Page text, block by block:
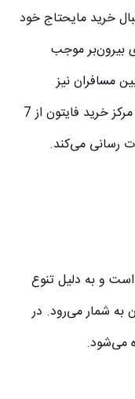
خرید مایحتاج خود
بیرون‌بر موجب
مسافران نیز
محبوبیت بسیاری به دست آورده است. مرکز خرید فایتون از 7
است و به دلیل تنوع
به شمار می‌رود. در
می‌شود.